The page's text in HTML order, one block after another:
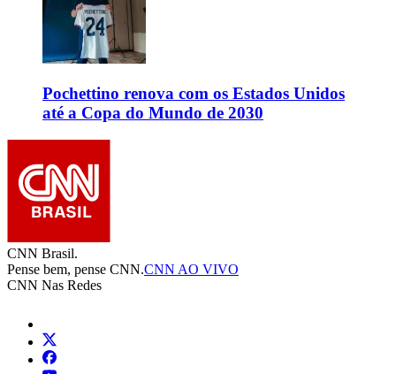
Pochettino renova com os Estados Unidos
até a Copa do Mundo de 2030
CNN Brasil.
Pense bem, pense CNN.CNN AO VIVO
CNN Nas Redes